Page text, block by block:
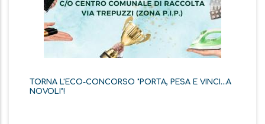
TORNA L'ECO-CONCORSO "PORTA, PESA E VINCI...A
NOVOLI"!